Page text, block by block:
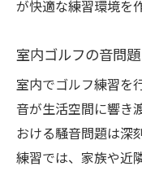
が快適な練習環境を
室内ゴルフの音問
室内でゴルフ練習を
音が生活空間に響き
おける騒音問題は深
練習では、家族や近